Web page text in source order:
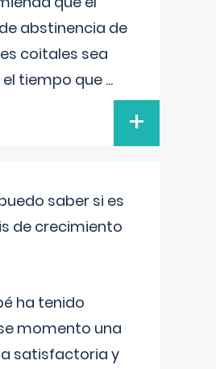
abstinencia de
coitales sea
tiempo que ...
+
saber si es
de crecimiento
ha tenido
momento una
satisfactoria y